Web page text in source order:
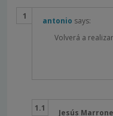
antonio says:
Volverá a
Jesús